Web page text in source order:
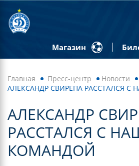
Магазин
Главная Пресс-центр Новости
АЛЕКСАНДР СВИРЕПА РАССТАЛСЯ
АЛЕКСАНДР
РАССТАЛСЯ С
КОМАНДОЙ